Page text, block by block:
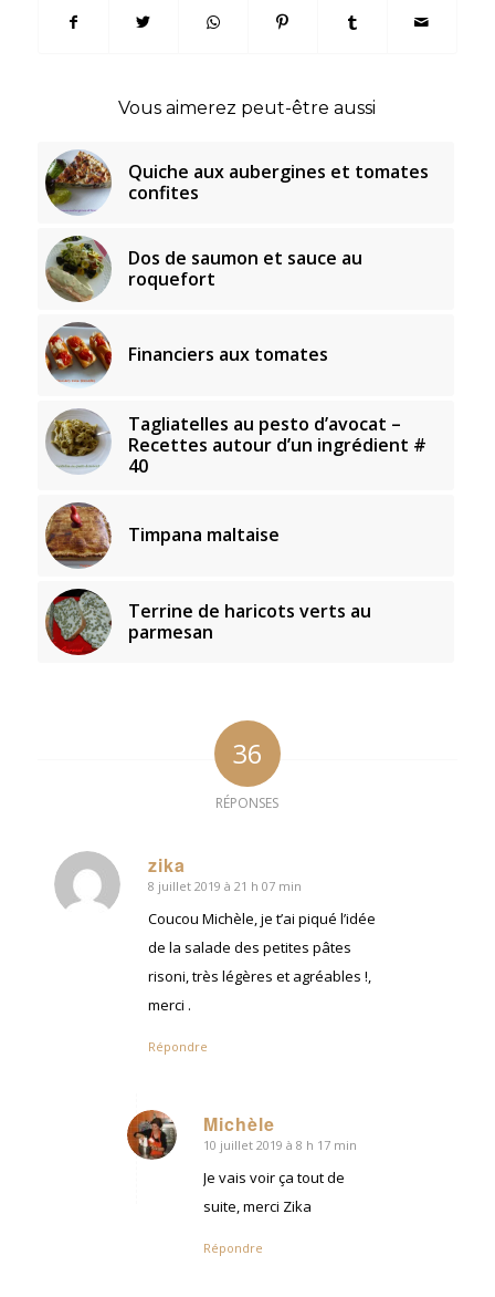
Vous aimerez peut-être aussi
Quiche aux aubergines et tomates
confites
Dos de saumon et sauce au
roquefort
Financiers aux tomates
Tagliatelles au pesto d’avocat –
Recettes autour d’un ingrédient #
40
Timpana maltaise
Terrine de haricots verts au
parmesan
36
RÉPONSES
zika
dit
8 juillet 2019 à 21 h 07 min
Coucou Michèle, je t’ai piqué l’idée
de la salade des petites pâtes
risoni, très légères et agréables !,
merci .
Répondre
Michèle
dit
10 juillet 2019 à 8 h 17 min
Je vais voir ça tout de
suite, merci Zika
Répondre